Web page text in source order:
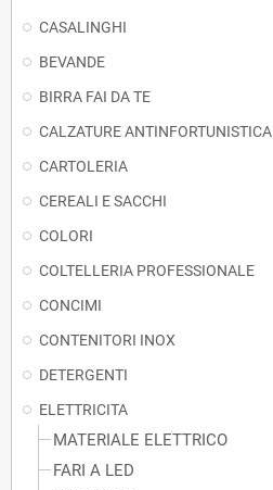
CASALINGHI
BEVANDE
BIRRA FAI DA TE
CALZATURE ANTINFORTUNISTICA
CARTOLERIA
CEREALI E SACCHI
COLORI
COLTELLERIA PROFESSIONALE
CONCIMI
CONTENITORI INOX
DETERGENTI
ELETTRICITA
MATERIALE ELETTRICO
FARI A LED